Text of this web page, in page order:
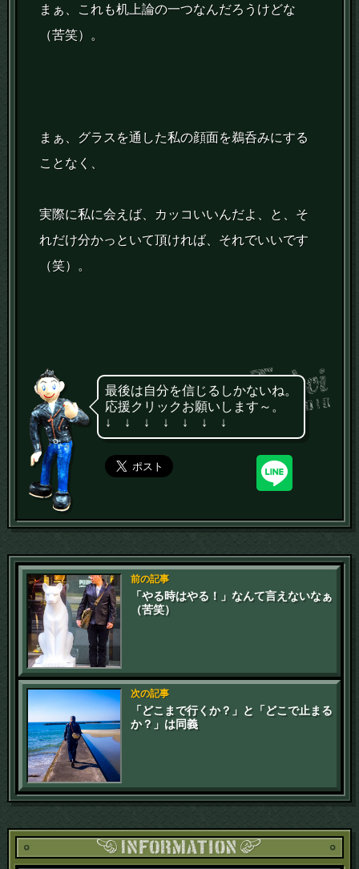
まぁ、これも机上論の一つなんだろうけどな
（苦笑）。
まぁ、グラスを通した私の顔面を鵜呑みにする
ことなく、
実際に私に会えば、カッコいいんだよ、と、そ
れだけ分かっといて頂ければ、それでいいです
（笑）。
最後は自分を信じるしかないね。
応援クリックお願いします～。
↓ ↓ ↓ ↓ ↓ ↓ ↓
前の記事
「やる時はやる！」なんて言えないなぁ
（苦笑）
次の記事
「どこまで行くか？」と「どこで止まる
か？」は同義